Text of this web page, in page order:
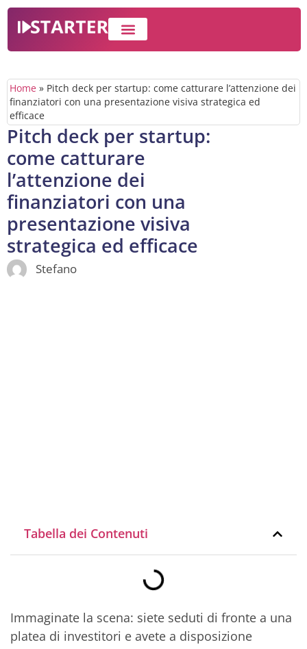
Home » Pitch deck per startup: come catturare l’attenzione dei
finanziatori con una presentazione visiva strategica ed
efficace
Pitch deck per startup:
come catturare
l’attenzione dei
finanziatori con una
presentazione visiva
strategica ed efficace
Stefano
Tabella dei Contenuti
Immaginate la scena: siete seduti di fronte a una
platea di investitori e avete a disposizione